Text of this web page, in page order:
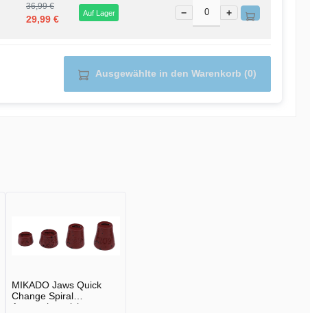
36,99 €
29,99 €
Auf Lager − +
Ausgewählte in den Warenkorb (0)
MIKADO Jaws Quick
Change Spiral
Austauchgewicht